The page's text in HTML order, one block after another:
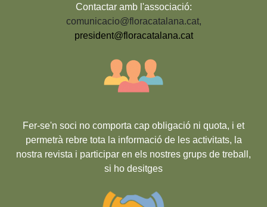
Contactar amb l'associació:
comunicacio@floracatalana.cat,
president@floracatalana.cat
Fer-se'n soci no comporta cap obligació ni quota, i et
permetrà rebre tota la informació de les activitats, la
nostra revista i participar en els nostres grups de treball,
si ho desitges